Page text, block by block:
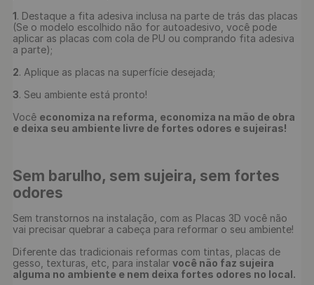
1. Destaque a fita adesiva inclusa na parte de trás das placas
(Se o modelo escolhido não for autoadesivo, você pode
aplicar as placas com cola de PU ou comprando fita adesiva
a parte);
2. Aplique as placas na superfície desejada;
3. Seu ambiente está pronto!
Você economiza na reforma, economiza na mão de obra
e deixa seu ambiente livre de fortes odores e sujeiras!
Sem barulho, sem sujeira, sem fortes
odores
Sem transtornos na instalação, com as Placas 3D você não
vai precisar quebrar a cabeça para reformar o seu ambiente!
Diferente das tradicionais reformas com tintas, placas de
gesso, texturas, etc, para instalar você não faz sujeira
alguma no ambiente e nem deixa fortes odores no local.